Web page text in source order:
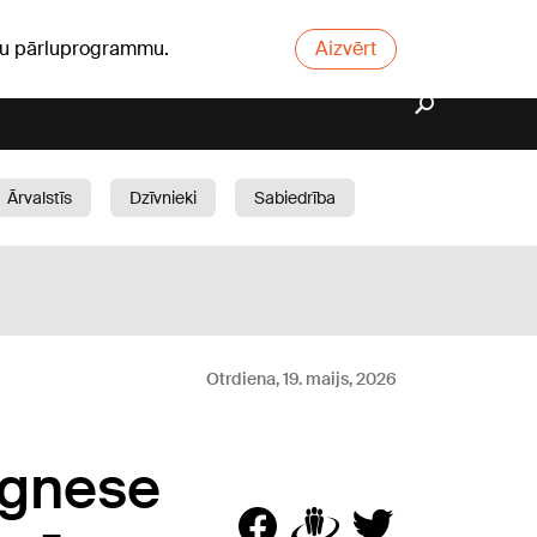
pārluprogrammu. Aizvērt
Ārvalstīs Dzīvnieki
Sabiedrība
Otrdiena, 19. maijs, 2026